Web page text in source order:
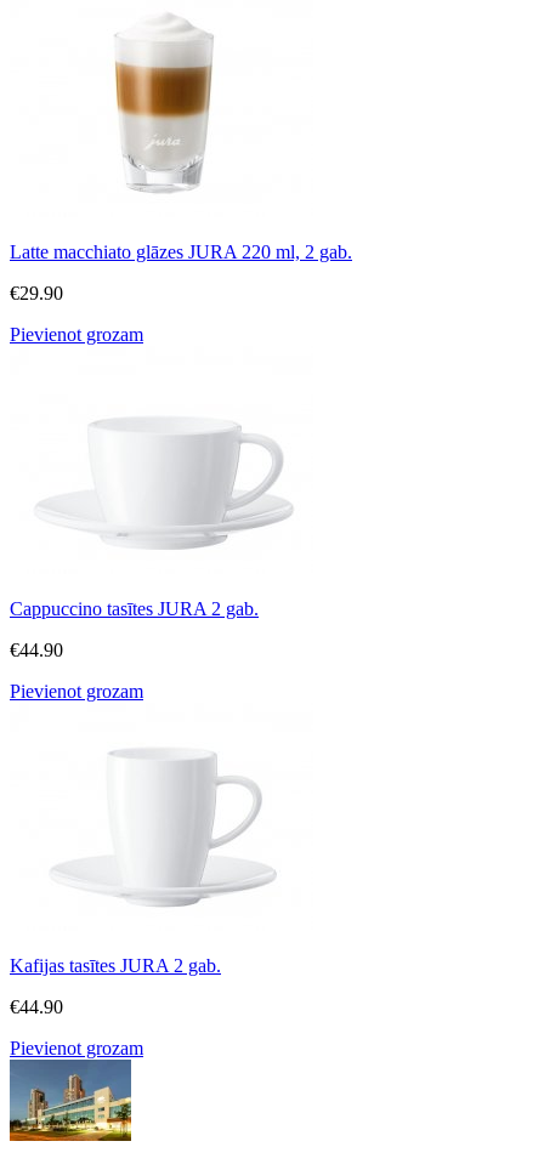
Latte macchiato glāzes JURA 220 ml, 2 gab.
€29.90
Pievienot grozam
Cappuccino tasītes JURA 2 gab.
€44.90
Pievienot grozam
Kafijas tasītes JURA 2 gab.
€44.90
Pievienot grozam